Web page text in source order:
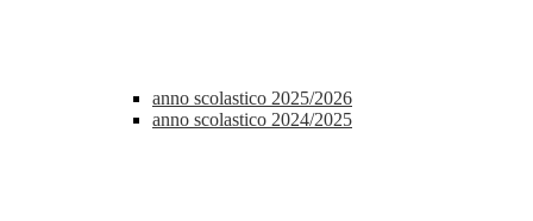
anno scolastico 2025/2026
anno scolastico 2024/2025